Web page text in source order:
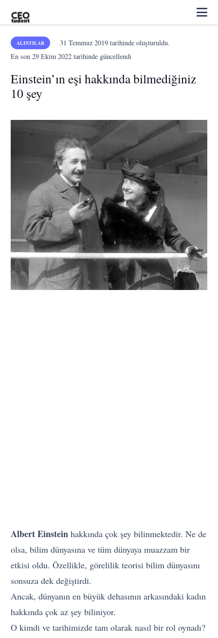
ALINTILAR 31 Temmuz 2019tarihinde oluşturuldu.
En son29 Ekim 2022 tarihinde güncellendi
Einstein’ın eşi hakkında bilmediğiniz
10 şey
Albert Einstein hakkında çok şey bilinmektedir. Ne de
olsa, bilim dünyasına ve tüm dünyaya muazzam bir
etkisi oldu. Özellikle, görelilik teorisi bilim dünyasını
sonsuza dek değiştirdi.
Ancak, dünyanın en büyük dehasının arkasındaki kadın
hakkında çok az şey biliniyor.
O kimdi ve tarihimizde tam olarak nasıl bir rol oynadı?